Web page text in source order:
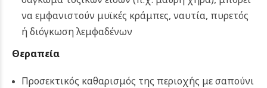
να εμφανιστούν μυϊκές κράμπες, ναυτία, πυρετός
ή διόγκωση λεμφαδένων
Θεραπεία
Προσεκτικός καθαρισμός της περιοχής με σαπούνι